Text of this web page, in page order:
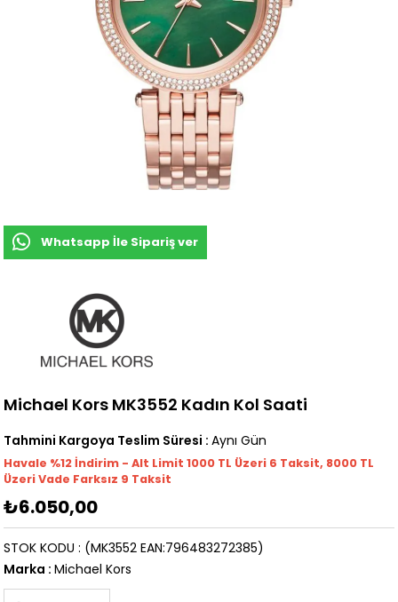
Whatsapp İle Sipariş ver
Michael Kors MK3552 Kadın Kol Saati
Tahmini Kargoya Teslim Süresi : Aynı Gün
Havale %12 İndirim - Alt Limit 1000 TL Üzeri 6 Taksit, 8000 TL
Üzeri Vade Farksız 9 Taksit
₺6.050,00
(MK3552 EAN:796483272385)
STOK KODU
Marka : Michael Kors